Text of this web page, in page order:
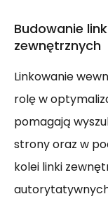
Budowanie
zewnętrznych
Linkowanie
rolę w
pomagają
strony oraz w
kolei linki